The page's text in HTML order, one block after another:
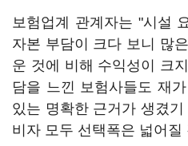
보험업계 관계자는 "시설
자본 부담이 크다 보니 많
운 것에 비해 수익성이 크
담을 느낀 보험사들도 재
있는 명확한 근거가 생겼
비자 모두 선택폭은 넓어